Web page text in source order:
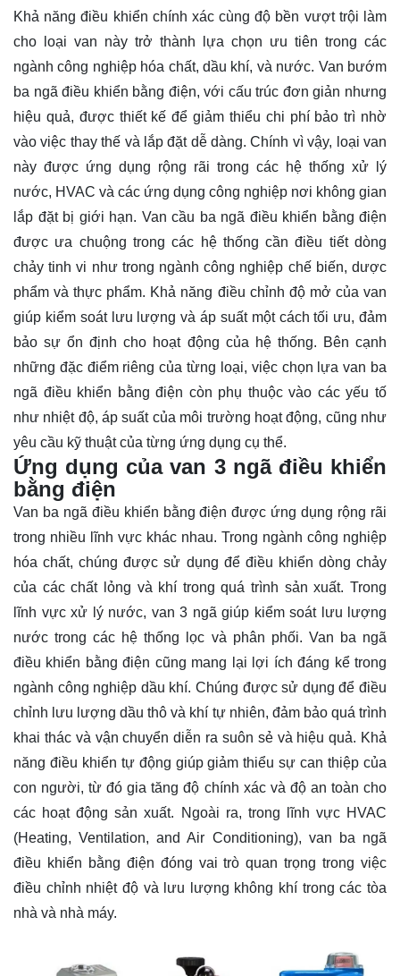
Khả năng điều khiển chính xác cùng độ bền vượt trội làm
cho loại van này trở thành lựa chọn ưu tiên trong các
ngành công nghiệp hóa chất, dầu khí, và nước. Van bướm
ba ngã điều khiển bằng điện, với cấu trúc đơn giản nhưng
hiệu quả, được thiết kế để giảm thiểu chi phí bảo trì nhờ
vào việc thay thế và lắp đặt dễ dàng. Chính vì vậy, loại van
này được ứng dụng rộng rãi trong các hệ thống xử lý
nước, HVAC và các ứng dụng công nghiệp nơi không gian
lắp đặt bị giới hạn. Van cầu ba ngã điều khiển bằng điện
được ưa chuộng trong các hệ thống cần điều tiết dòng
chảy tinh vi như trong ngành công nghiệp chế biến, dược
phẩm và thực phẩm. Khả năng điều chỉnh độ mở của van
giúp kiểm soát lưu lượng và áp suất một cách tối ưu, đảm
bảo sự ổn định cho hoạt động của hệ thống. Bên cạnh
những đặc điểm riêng của từng loại, việc chọn lựa van ba
ngã điều khiển bằng điện còn phụ thuộc vào các yếu tố
như nhiệt độ, áp suất của môi trường hoạt động, cũng như
yêu cầu kỹ thuật của từng ứng dụng cụ thể.
Ứng dụng của van 3 ngã điều khiển
bằng điện
Van ba ngã điều khiển bằng điện được ứng dụng rộng rãi
trong nhiều lĩnh vực khác nhau. Trong ngành công nghiệp
hóa chất, chúng được sử dụng để điều khiển dòng chảy
của các chất lỏng và khí trong quá trình sản xuất. Trong
lĩnh vực xử lý nước, van 3 ngã giúp kiểm soát lưu lượng
nước trong các hệ thống lọc và phân phối. Van ba ngã
điều khiển bằng điện cũng mang lại lợi ích đáng kể trong
ngành công nghiệp dầu khí. Chúng được sử dụng để điều
chỉnh lưu lượng dầu thô và khí tự nhiên, đảm bảo quá trình
khai thác và vận chuyển diễn ra suôn sẻ và hiệu quả. Khả
năng điều khiển tự động giúp giảm thiểu sự can thiệp của
con người, từ đó gia tăng độ chính xác và độ an toàn cho
các hoạt động sản xuất. Ngoài ra, trong lĩnh vực HVAC
(Heating, Ventilation, and Air Conditioning), van ba ngã
điều khiển bằng điện đóng vai trò quan trọng trong việc
điều chỉnh nhiệt độ và lưu lượng không khí trong các tòa
nhà và nhà máy.